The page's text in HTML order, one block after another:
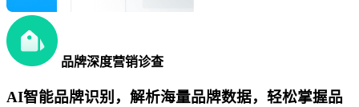
品牌深度营销诊查
AI智能品牌识别，解析海量品牌数据，轻松掌握品